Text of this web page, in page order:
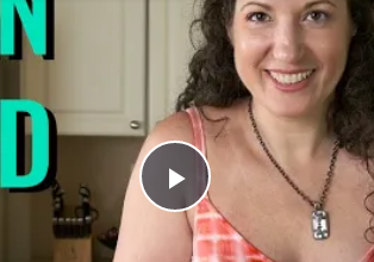
Play